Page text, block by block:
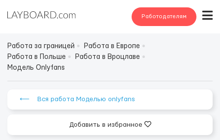
Работодателям
Работа за границей
Работа в Европе
Работа в Польше
Работа в Вроцлаве
Модель Onlyfans
⟵ Вся работа Моделью onlyfans
Добавить в избранное